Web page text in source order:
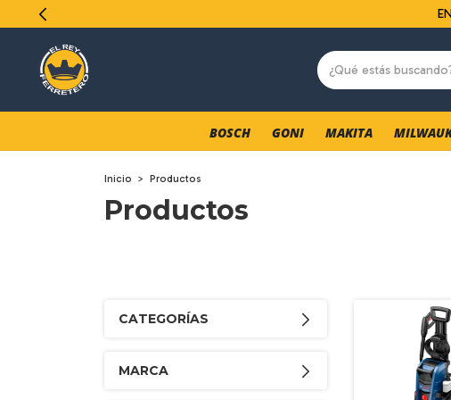
BOSCH GONI MAKITA
Inicio > Productos
Productos
CATEGORÍAS
MARCA